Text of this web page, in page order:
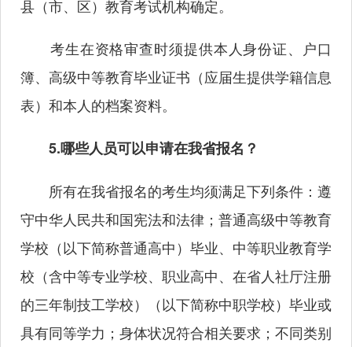
县（市、区）教育考试机构确定。
考生在资格审查时须提供本人身份证、户口
簿、高级中等教育毕业证书（应届生提供学籍信息
表）和本人的档案资料。
5.哪些人员可以申请在我省报名？
所有在我省报名的考生均须满足下列条件：遵
守中华人民共和国宪法和法律；普通高级中等教育
学校（以下简称普通高中）毕业、中等职业教育学
校（含中等专业学校、职业高中、在省人社厅注册
的三年制技工学校）（以下简称中职学校）毕业或
具有同等学力；身体状况符合相关要求；不同类别